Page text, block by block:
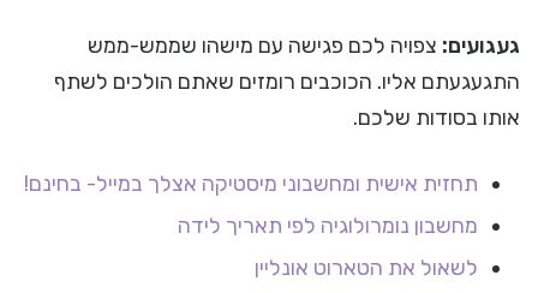
געגועים: צפויה לכם פגישה עם מישהו שממש-ממש
התגעגעתם אליו. הכוכבים רומזים שאתם הולכים לשתף
אותו בסודות שלכם.
תחזית אישית ומחשבוני מיסטיקה אצלך במייל- בחינם!
מחשבון נומרולוגיה לפי תאריך לידה
לשאול את הטארוט אונליין